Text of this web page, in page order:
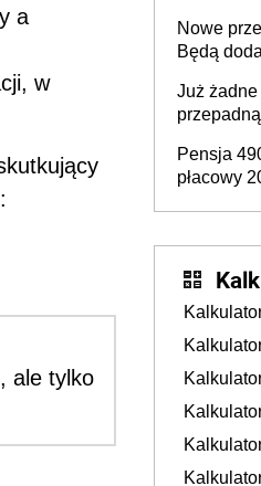
a
w
ale tylko
osoby
na rzecz
Nowe
Będą
Już
Pensja
płacowy